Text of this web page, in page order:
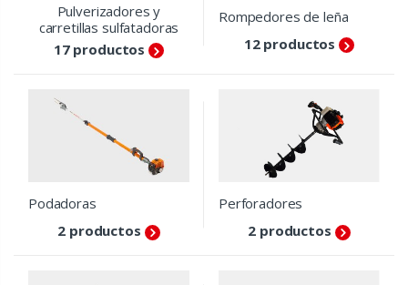
Pulverizadores y
carretillas sulfatadoras
17 productos
Rompedores de leña
12 productos
Podadoras
2 productos
Perforadores
2 productos